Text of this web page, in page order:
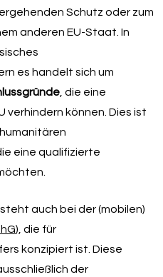
Schutz oder zum
anderen EU-Staat. In
es handelt sich um
, die eine
verhindern können. Dies ist
eine qualifizierte
auch bei der (mobilen)
), die für
konzipiert ist. Diese
der